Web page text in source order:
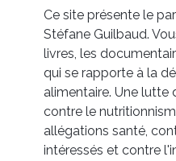
Ce site présente le
Stéfane Guilbaud.
livres, les
qui se rapporte à la
alimentaire. Une lutte
contre le
allégations santé,
intéressés et contre